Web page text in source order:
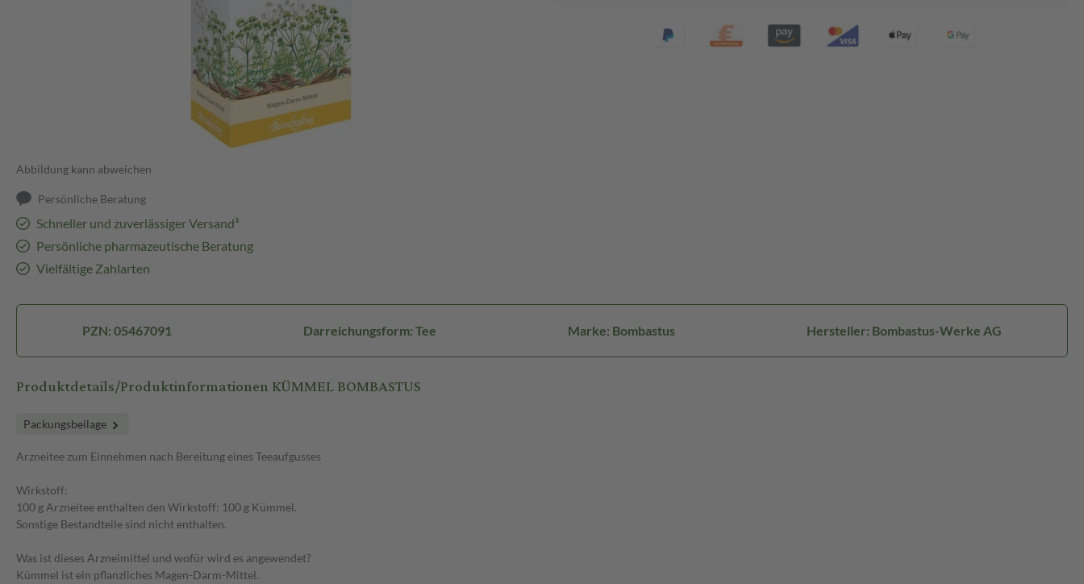
Abbildung kann abweichen
Persönliche Beratung
Schneller und zuverlässiger Versand³
Persönliche pharmazeutische Beratung
Vielfältige Zahlarten
PZN: 05467091 Darreichungsform: Tee Marke: Bombastus Hersteller: Bombastus-Werke AG
Produktdetails/Produktinformationen KÜMMEL BOMBASTUS
Packungsbeilage
Arzneitee zum Einnehmen nach Bereitung eines Teeaufgusses
Wirkstoff:
100 g Arzneitee enthalten den Wirkstoff: 100 g Kümmel.
Sonstige Bestandteile sind nicht enthalten.
Was ist dieses Arzneimittel und wofür wird es angewendet?
Kümmel ist ein pflanzliches Magen-Darm-Mittel.